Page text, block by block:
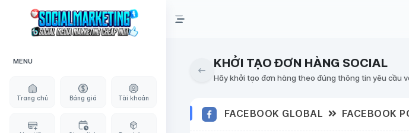
MENU
Trang chủ Bảng giá Tài khoản
KHỞI TẠO ĐƠN HÀNG SOCIAL
Hãy khởi tạo đơn hàng theo đúng thông tin yêu cầu
FACEBOOK GLOBAL FACEBOOK